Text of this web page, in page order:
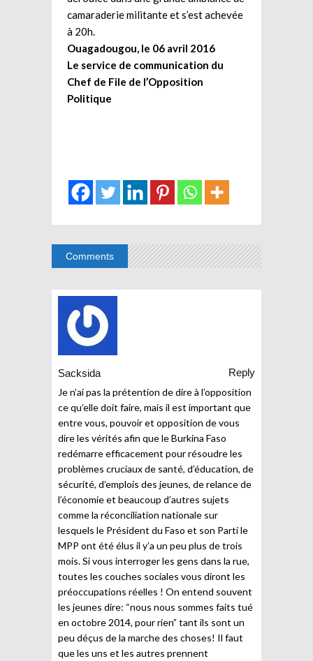
camaraderie militante et s’est achevée
à 20h.
Ouagadougou, le 06 avril 2016
Le service de communication du
Chef de File de l’Opposition
Politique
Comments
Sacksida
Reply
Je n’ai pas la prétention de dire à l’opposition
ce qu’elle doit faire, mais il est important que
entre vous, pouvoir et opposition de vous
dire les vérités afin que le Burkina Faso
redémarre efficacement pour résoudre les
problèmes cruciaux de santé, d’éducation, de
sécurité, d’emplois des jeunes, de relance de
l’économie et beaucoup d’autres sujets
comme la réconciliation nationale sur
lesquels le Président du Faso et son Parti le
MPP ont été élus il y’a un peu plus de trois
mois. Si vous interroger les gens dans la rue,
toutes les couches sociales vous diront les
préoccupations réelles ! On entend souvent
les jeunes dire: “nous nous sommes faits tué
en octobre 2014, pour rien” tant ils sont un
peu déçus de la marche des choses! Il faut
que les uns et les autres prennent